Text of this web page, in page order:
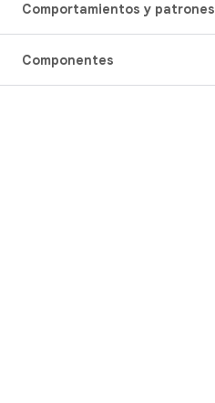
Comportamientos y patrones
Componentes